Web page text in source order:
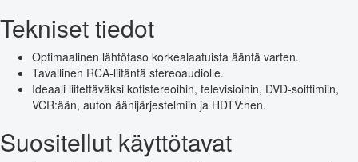
Tekniset tiedot
Optimaalinen lähtötaso korkealaatuista ääntä varten.
Tavallinen RCA-liitäntä stereoaudiolle.
Ideaali liitettäväksi kotistereoihin, televisioihin, DVD-soittimiin,
VCR:ään, auton äänijärjestelmiin ja HDTV:hen.
Suositellut käyttötavat